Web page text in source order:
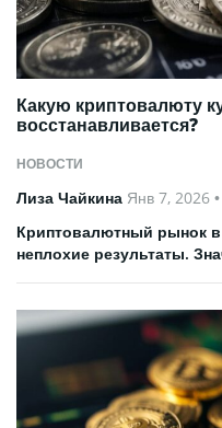
НОВОСТИ
Какую криптовалюту
восстанавливается?
Лиза Чайкина Янв 7, 2026
Криптовалютный рынок в
неплохие результаты.